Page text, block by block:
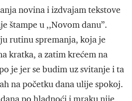
novina i izdvajam tekstove
štampe u ,,Novom danu”.
rutinu spremanja, koja je
kratka, a zatim krećem na
je jer se budim uz svitanje i ta
na početku dana ulije spokoj.